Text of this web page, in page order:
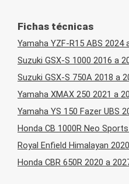
Fichas técnicas
Yamaha YZF-R15 ABS 2024
Suzuki GSX-S 1000 2016 a
Suzuki GSX-S 750A 2018 a
Yamaha XMAX 250 2021 a
Yamaha YS 150 Fazer UBS
Honda CB 1000R Neo
Royal Enfield Himalayan 2020
Honda CBR 650R 2020 a